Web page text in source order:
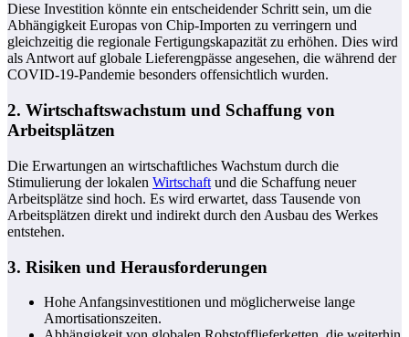
Diese Investition könnte ein entscheidender Schritt sein, um die
Abhängigkeit Europas von Chip-Importen zu verringern und
gleichzeitig die regionale Fertigungskapazität zu erhöhen. Dies wird
als Antwort auf globale Lieferengpässe angesehen, die während der
COVID-19-Pandemie besonders offensichtlich wurden.
2. Wirtschaftswachstum und Schaffung von
Arbeitsplätzen
Die Erwartungen an wirtschaftliches Wachstum durch die
Stimulierung der lokalen Wirtschaft und die Schaffung neuer
Arbeitsplätze sind hoch. Es wird erwartet, dass Tausende von
Arbeitsplätzen direkt und indirekt durch den Ausbau des Werkes
entstehen.
3. Risiken und Herausforderungen
Hohe Anfangsinvestitionen und möglicherweise lange
Amortisationszeiten.